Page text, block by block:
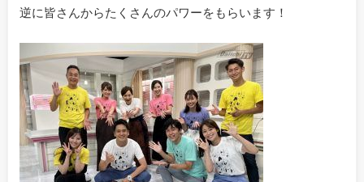
逆に皆さんからたくさんのパワーをもらいます！